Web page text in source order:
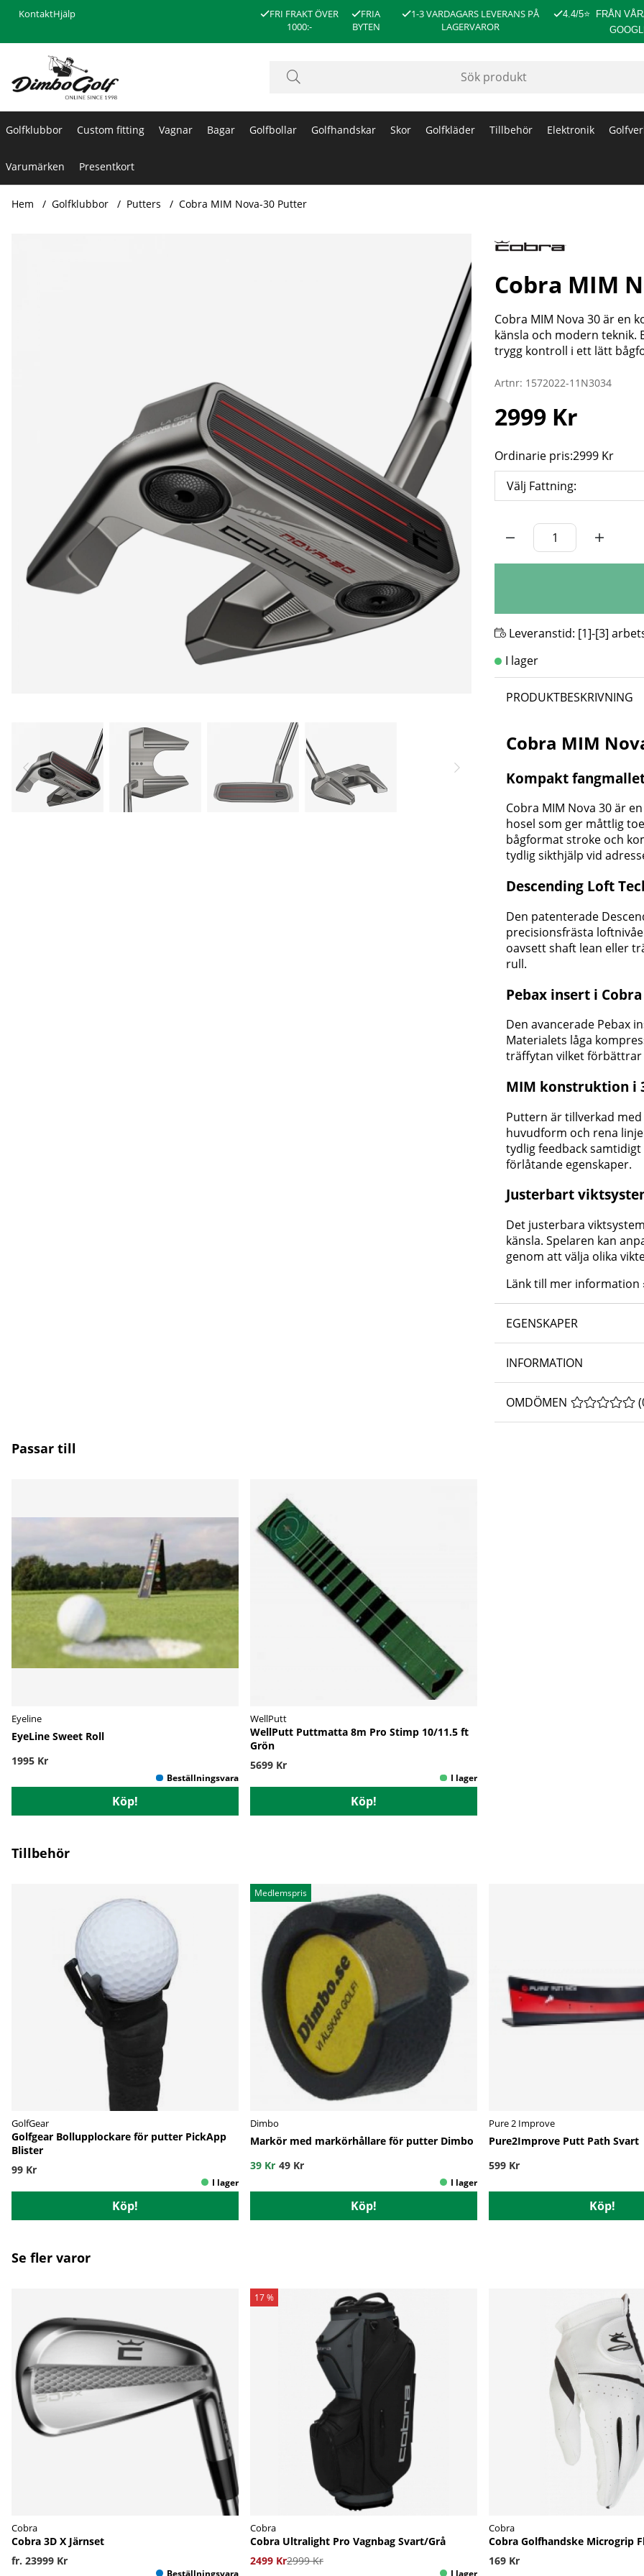
KontaktHjälp
FRI FRAKT ÖVER
1000:-
FRIA
BYTEN
1-3 VARDAGARS LEVERANS PÅ
LAGERVAROR
4.4/5⭐
FRÅN
Golfklubbor Custom fitting Vagnar Bagar Golfbollar Golfhandskar Skor Golfkläder Tillbehör Elektronik
Varumärken Presentkort
Hem Golfklubbor Putters Cobra MIM Nova-30 Putter
Cobra MIM
Cobra MIM Nova 30 är en
känsla och modern teknik.
trygg kontroll i ett lätt
Artnr: 1572022-11N3034
2999 Kr
Ordinarie pris:2999 Kr
Välj Fattning:
Leveranstid: [1]-[3]
PRODUKTBESKRIVNING
Cobra MIM
Kompakt
Cobra MIM Nova 30 är
hosel som ger måttlig
bågformat stroke och
tydlig sikthjälp vid
Descending Loft
Den patenterade
precisionsfrästa
oavsett shaft lean eller
rull.
Pebax insert i
Den avancerade Pebax
Materialets låga
träffytan vilket förbättrar
MIM konstruktion i
Puttern är tillverkad
huvudform och rena
tydlig feedback
förlåtande egenskaper.
Justerbart
Det justerbara
känsla. Spelaren kan
genom att välja olika
Länk till mer information
EGENSKAPER
INFORMATION
OMDÖMEN (
Passar till
Eyeline
EyeLine Sweet Roll
1995 Kr
Köp!
WellPutt
WellPutt Puttmatta 8m Pro Stimp 10/11.5 ft
Grön
5699 Kr
Köp!
Tillbehör
GolfGear
Golfgear Bollupplockare för putter PickApp
Blister
99 Kr
Köp!
Medlemspris
Dimbo
Markör med markörhållare för putter Dimbo
39 Kr 49 Kr
Köp!
Pure 2 Improve
Pure2Improve Putt Path Svart
599 Kr
Köp!
Se fler varor
Cobra
Cobra 3D X Järnset
fr. 23999 Kr
17 %
Cobra
Cobra Ultralight Pro Vagnbag Svart/Grå
2499 Kr2999 Kr
Cobra
Cobra Golfhandske Microgrip
169 Kr